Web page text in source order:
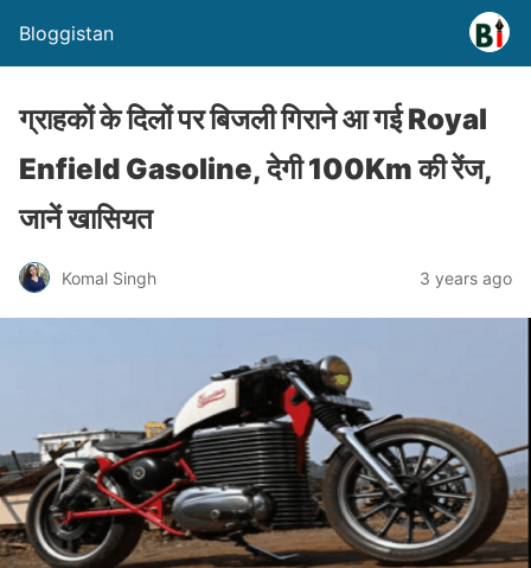
Bloggistan
ग्राहकों के दिलों पर बिजली गिराने आ गई Royal
Enfield Gasoline, देगी 100Km की रेंज,
जानें खासियत
Komal Singh 3 years ago